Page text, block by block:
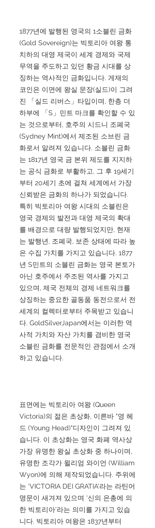
1877년에 발행된 영국의 1소블린 금화
(Gold Sovereign)는 빅토리아 여왕 통
치하의 대영 제국이 세계 경제와 국제
무역을 주도하고 있던 황금 시대를 상
징하는 역사적인 금화입니다. 게재의
코인은 이면에 왕실 문장(실드)이 그려
진 「실드 리버스」타입이며, 한층 더
하부에 「S」민트 마크를 확인할 수 있
는 것으로부터, 호주의 시드니 조폐국
(Sydney Mint)에서 제조된 소브린 금
화로서 알려져 있습니다. 소블린 금화
는 1817년 영국 금 본위 제도를 지지하
는 공식 금화로 부활하고, 그 후 19세기
부터 20세기 초에 걸쳐 세계에서 가장
신뢰받은 금화의 하나가 되었습니다.
특히 빅토리아 여왕 시대의 소블린은
영국 경제의 발전과 대영 제국의 확대
를 배경으로 대량 발행되었지만, 현재
는 발행년, 조폐국, 보존 상태에 따라 높
은 수집 가치를 가지고 있습니다. 1877
년 S민트의 소블린 금화는 영국 본토가
아닌 호주에서 주조된 역사를 가지고
있으며, 제국 전체의 경제 네트워크를
상징하는 중요한 골동품 동전으로서 전
세계의 컬렉터로부터 주목받고 있습니
다. GoldSilverJapan에서는 이러한 역
사적 가치와 자산 가치를 겸비한 영국
소블린 금화를 전문적인 관점에서 소개
하고 있습니다.
표면에는 빅토리아 여왕 (Queen
Victoria)의 젊은 초상화, 이른바 "영 헤
드 (Young Head)"디자인이 그려져 있
습니다. 이 초상화는 영국 화폐 역사상
가장 유명한 왕실 초상화 중 하나이며,
유명한 조각가 윌리엄 와이언 (William
Wyon)에 의해 제작되었습니다. 주위에
는 'VICTORIA DEI GRATIA'라는 라틴어
명문이 새겨져 있으며 '신의 은총에 의
한 빅토리아'라는 의미를 가지고 있습
니다. 빅토리아 여왕은 1837년부터